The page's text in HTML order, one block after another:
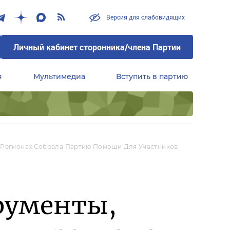
Версия для слабовидящих
Личный кабинет сторонника/члена Партии
Мультимедиа Вступить в партию
Собрала Партию Помощи Для Участников